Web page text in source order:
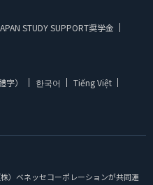
STUDY SUPPORT奨学金
字） 한국어
Tiếng Việt
）ベネッセコーポレーションが共同運